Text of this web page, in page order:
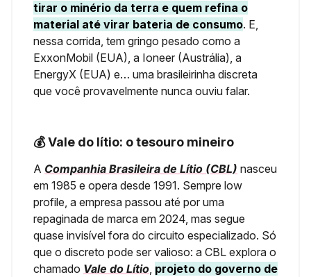
tirar o minério da terra e quem refina o
material até virar bateria de consumo. E,
nessa corrida, tem gringo pesado como a
ExxonMobil (EUA), a Ioneer (Austrália), a
EnergyX (EUA) e… uma brasileirinha discreta
que você provavelmente nunca ouviu falar.
💰 Vale do lítio: o tesouro mineiro
A Companhia Brasileira de Lítio (CBL) nasceu
em 1985 e opera desde 1991. Sempre low
profile, a empresa passou até por uma
repaginada de marca em 2024, mas segue
quase invisível fora do circuito especializado. Só
que o discreto pode ser valioso: a CBL explora o
chamado Vale do Lítio, projeto do governo de